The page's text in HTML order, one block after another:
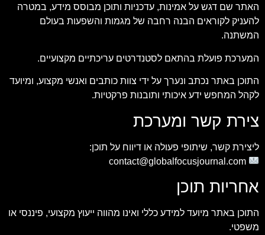
האתר שם דגש על אמינות, עדכניות ותוכן מבוסס מידע, במטרה
להעניק לקוראים הבנה רחבה של מגמות והשפעות בעולם
המשתנה.
המערכת פועלת בהתאם לסטנדרטים עריכתיים מקצועיים.
התוכן באתר נכתב ונערך על ידי צוות כותבים ואנשי מקצוע, ומיועד
לקהל המחפש ידע איכותי ותובנות פרקטיות.
צירת קשר ומערכת
ליצירת קשר, שיתופי פעולה או דיווח על תוכן:
contact@globalfocusjournal.com
אחריות תוכן
התוכן באתר מיועד למידע כללי ואינו מהווה ייעוץ מקצועי, פיננסי או
משפטי.